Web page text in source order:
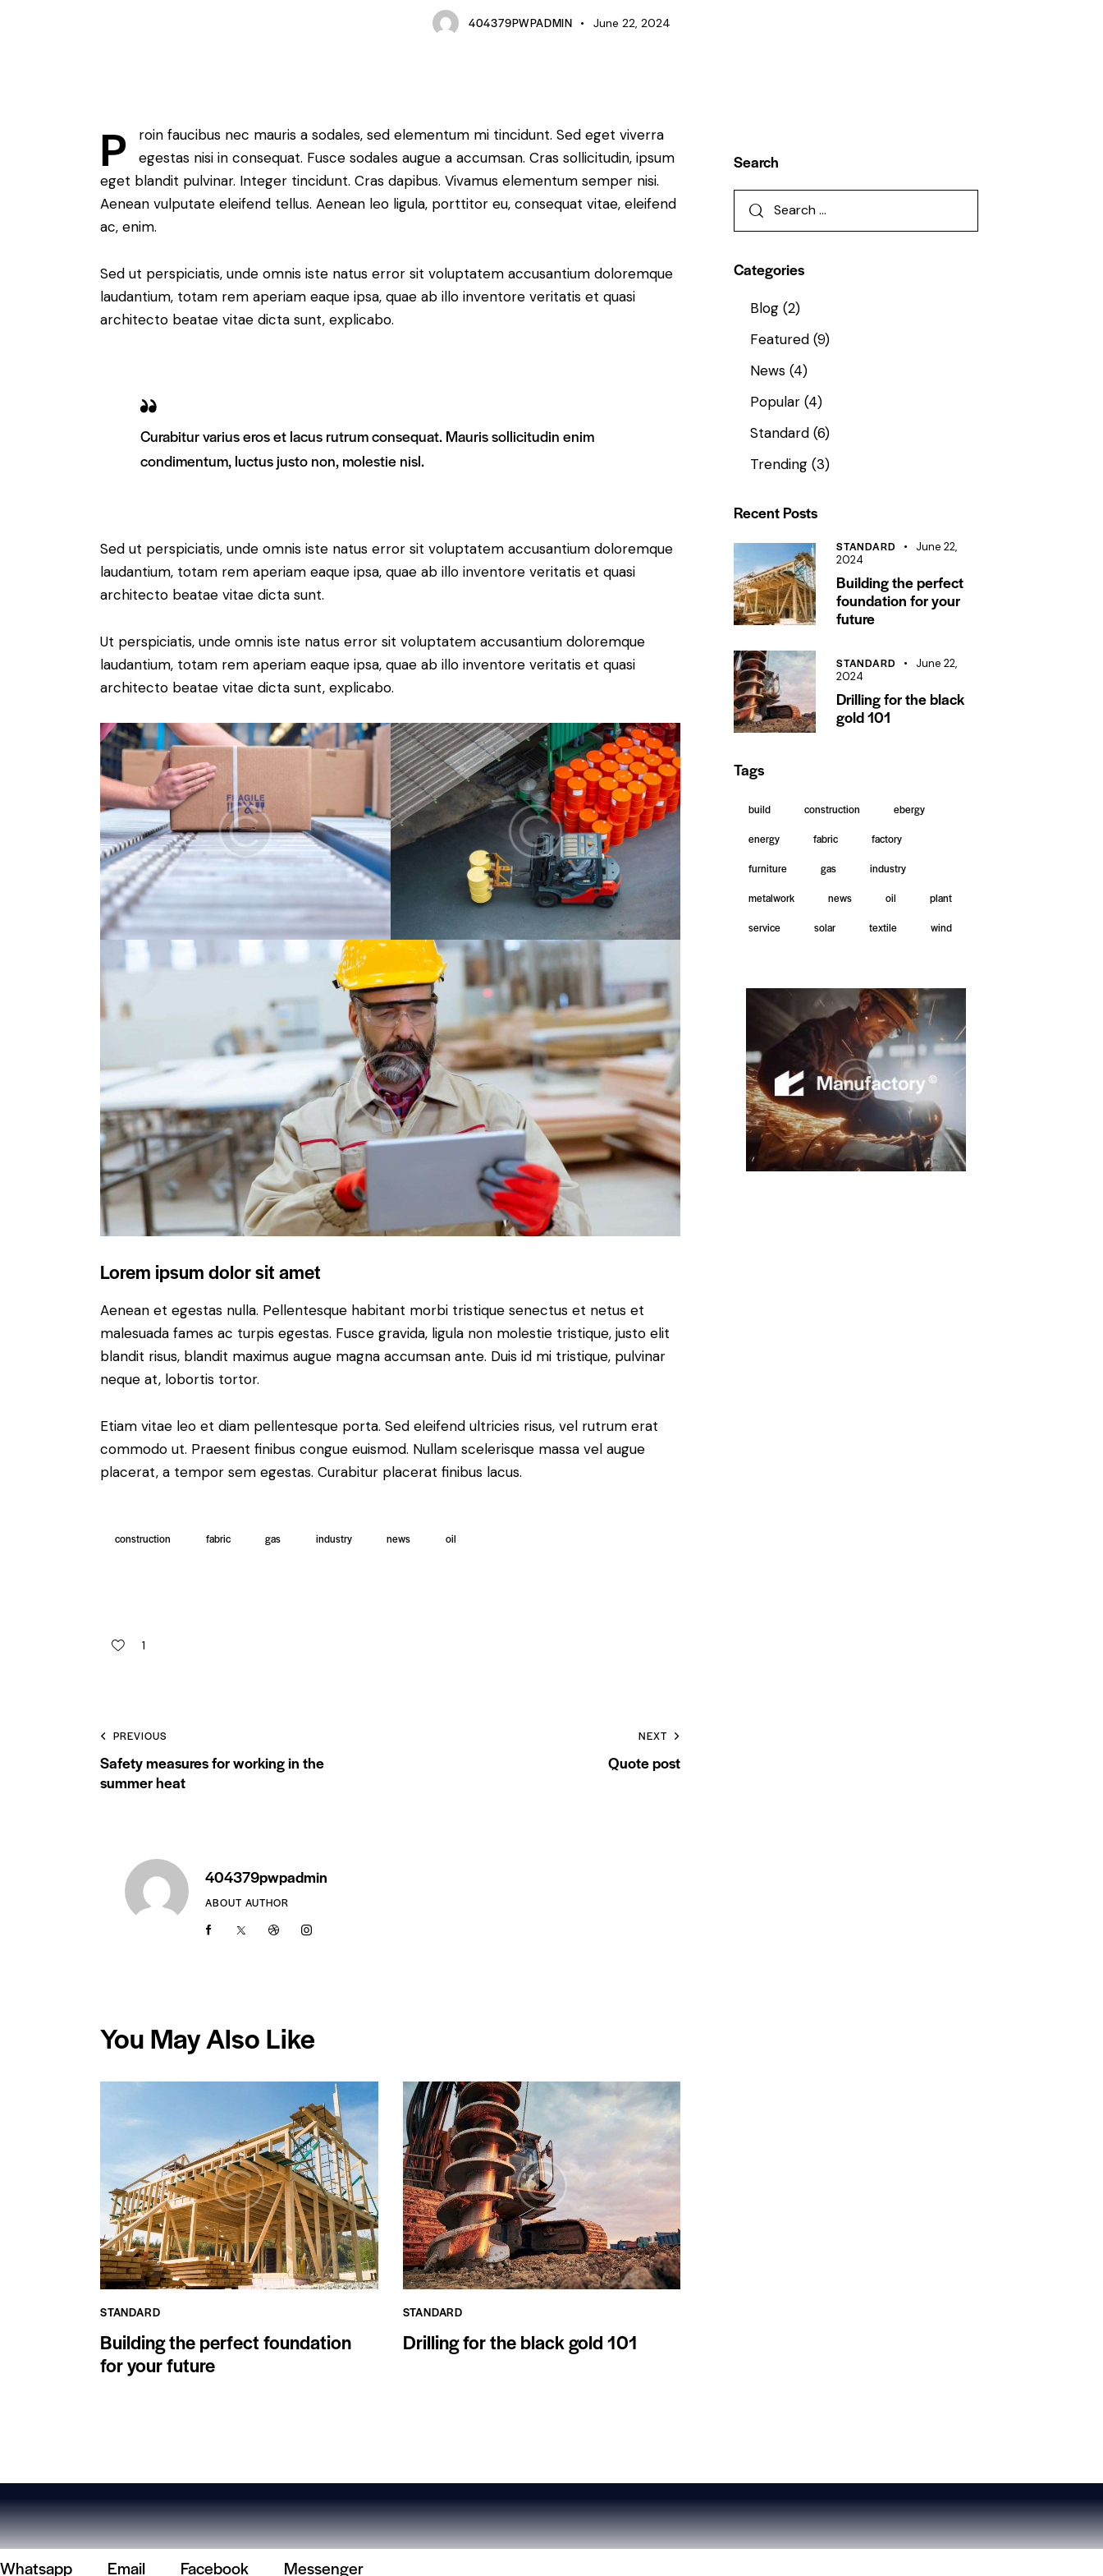
404379PWPADMIN June 22, 2024
P
roin faucibus nec mauris a sodales, sed elementum mi tincidunt. Sed eget viverra
egestas nisi in consequat. Fusce sodales augue a accumsan. Cras sollicitudin, ipsum
eget blandit pulvinar. Integer tincidunt. Cras dapibus. Vivamus elementum semper nisi.
Aenean vulputate eleifend tellus. Aenean leo ligula, porttitor eu, consequat vitae, eleifend
ac, enim.
Sed ut perspiciatis, unde omnis iste natus error sit voluptatem accusantium doloremque
laudantium, totam rem aperiam eaque ipsa, quae ab illo inventore veritatis et quasi
architecto beatae vitae dicta sunt, explicabo.
Curabitur varius eros et lacus rutrum consequat. Mauris sollicitudin enim
condimentum, luctus justo non, molestie nisl.
Sed ut perspiciatis, unde omnis iste natus error sit voluptatem accusantium doloremque
laudantium, totam rem aperiam eaque ipsa, quae ab illo inventore veritatis et quasi
architecto beatae vitae dicta sunt.
Ut perspiciatis, unde omnis iste natus error sit voluptatem accusantium doloremque
laudantium, totam rem aperiam eaque ipsa, quae ab illo inventore veritatis et quasi
architecto beatae vitae dicta sunt, explicabo.
Lorem ipsum dolor sit amet
Aenean et egestas nulla. Pellentesque habitant morbi tristique senectus et netus et
malesuada fames ac turpis egestas. Fusce gravida, ligula non molestie tristique, justo elit
blandit risus, blandit maximus augue magna accumsan ante. Duis id mi tristique, pulvinar
neque at, lobortis tortor.
Etiam vitae leo et diam pellentesque porta. Sed eleifend ultricies risus, vel rutrum erat
commodo ut. Praesent finibus congue euismod. Nullam scelerisque massa vel augue
placerat, a tempor sem egestas. Curabitur placerat finibus lacus.
construction fabric gas industry news oil
1
PREVIOUS
Safety measures for working in the
summer heat
NEXT
Quote post
404379pwpadmin
ABOUT AUTHOR
You May Also Like
STANDARD
Building the perfect foundation
for your future
STANDARD
Drilling for the black gold 101
Search
Categories
Blog (2)
Featured (9)
News (4)
Popular (4)
Standard (6)
Trending (3)
Recent Posts
STANDARD
June 22,
2024
Building the perfect
foundation for your
future
STANDARD
June 22,
2024
Drilling for the black
gold 101
Tags
build construction
ebergy
energy
fabric
factory
furniture
gas
industry
metalwork
news oil
plant
service
solar textile wind
Whatsapp Email Facebook Messenger